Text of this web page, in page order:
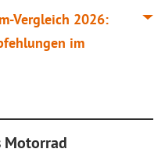
Vergleich 2026:
im
Motorrad